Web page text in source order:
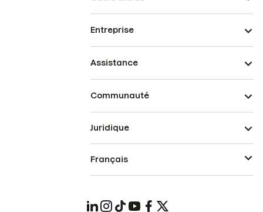
Entreprise
Assistance
Communauté
Juridique
Français